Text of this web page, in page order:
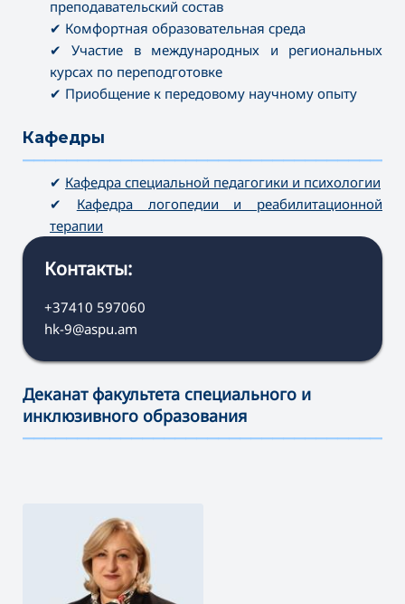
преподавательский состав
✔ Комфортная образовательная среда
✔ Участие в международных и региональных
курсах по переподготовке
✔ Приобщение к передовому научному опыту
Кафедры
✔ Кафедра специальной педагогики и психологии
✔ Кафедра логопедии и реабилитационной
терапии
Контакты:
+37410 597060
hk-9@aspu.am
Деканат факультета специального и
инклюзивного образования